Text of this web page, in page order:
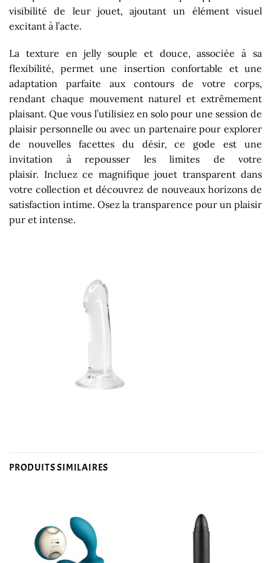
visibilité de leur jouet, ajoutant un élément visuel
excitant à l’acte.
La texture en jelly souple et douce, associée à sa
flexibilité, permet une insertion confortable et une
adaptation parfaite aux contours de votre corps,
rendant chaque mouvement naturel et extrêmement
plaisant. Que vous l’utilisiez en solo pour une session de
plaisir personnelle ou avec un partenaire pour explorer
de nouvelles facettes du désir, ce gode est une
invitation à repousser les limites de votre
plaisir. Incluez ce magnifique jouet transparent dans
votre collection et découvrez de nouveaux horizons de
satisfaction intime. Osez la transparence pour un plaisir
pur et intense.
PRODUITS SIMILAIRES